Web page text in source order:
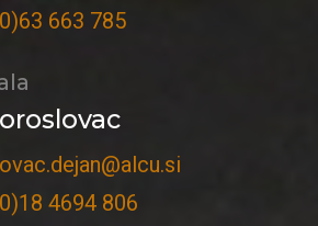
663 785
4694 806